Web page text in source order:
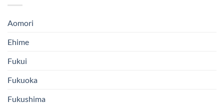
Aomori
Ehime
Fukui
Fukuoka
Fukushima